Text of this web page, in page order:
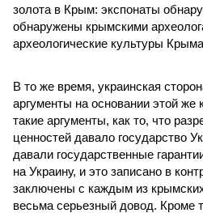
золота в Крым: экспонаты
обнаружены крымскими
археологические культуры
В то же время, украинская
аргументы на основании этой же
такие аргументы, как то, что
ценностей давало государство
давали государственные
на Украину, и это записано в
заключены с каждым из
весьма серьезный довод. Кроме